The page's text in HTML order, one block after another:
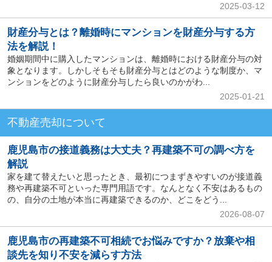
2025-03-12
財産分与とは？離婚時にマンションを財産分与する方
法を解説！
婚姻期間中に購入したマンションは、離婚時における財産分与の対
象となります。しかしそもそも財産分与とはどのような制度か、マ
ンションをどのように財産分与したら良いのかがわ...
2025-01-21
不動産売却について
鹿児島市の接道義務は大丈夫？再建築不可の調べ方を
解説
家を建て替えたいと思ったとき、最初につまずきやすいのが接道義
務や再建築不可といった専門用語です。なんとなく不安はあるもの
の、自分の土地が本当に再建築できるのか、どこをどう...
2026-08-07
鹿児島市の再建築不可相続でお悩みですか？放棄や相
談先を知り不安を減らす方法